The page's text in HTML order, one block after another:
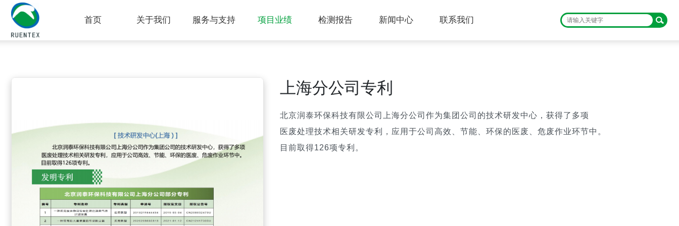
首页 关于我们 服务与支持 项目业绩 检测报告 新闻中心 联系我们
上海分公司专利
北京润泰环保科技有限公司上海分公司作为集团公司的技术研发中心，获得了多项
医废处理技术相关研发专利，应用于公司高效、节能、环保的医废、危废作业环节中。
目前取得126项专利。